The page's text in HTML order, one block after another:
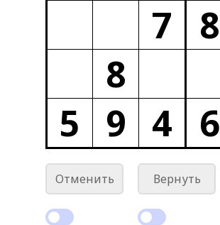
7
8
8
5
9 4 6
Отменить Вернуть